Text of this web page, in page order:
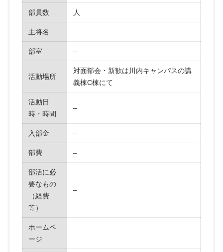
部員数 人
主将名
部室 –
活動場所
対面部会・新歓は川内キャンパスの講
義棟C棟にて
活動日
時・時間
–
入部金 –
部費 –
部活に必
要なもの
（経費
等）
–
ホームペ
ージ